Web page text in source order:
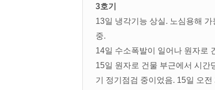
3호기
13일 냉각기능 상실. 노심용해
중.
14일 수소폭발이 일어나 원자로
15일 원자로 건물 부근에서 시간
기 정기점검 중이었음. 15일 오